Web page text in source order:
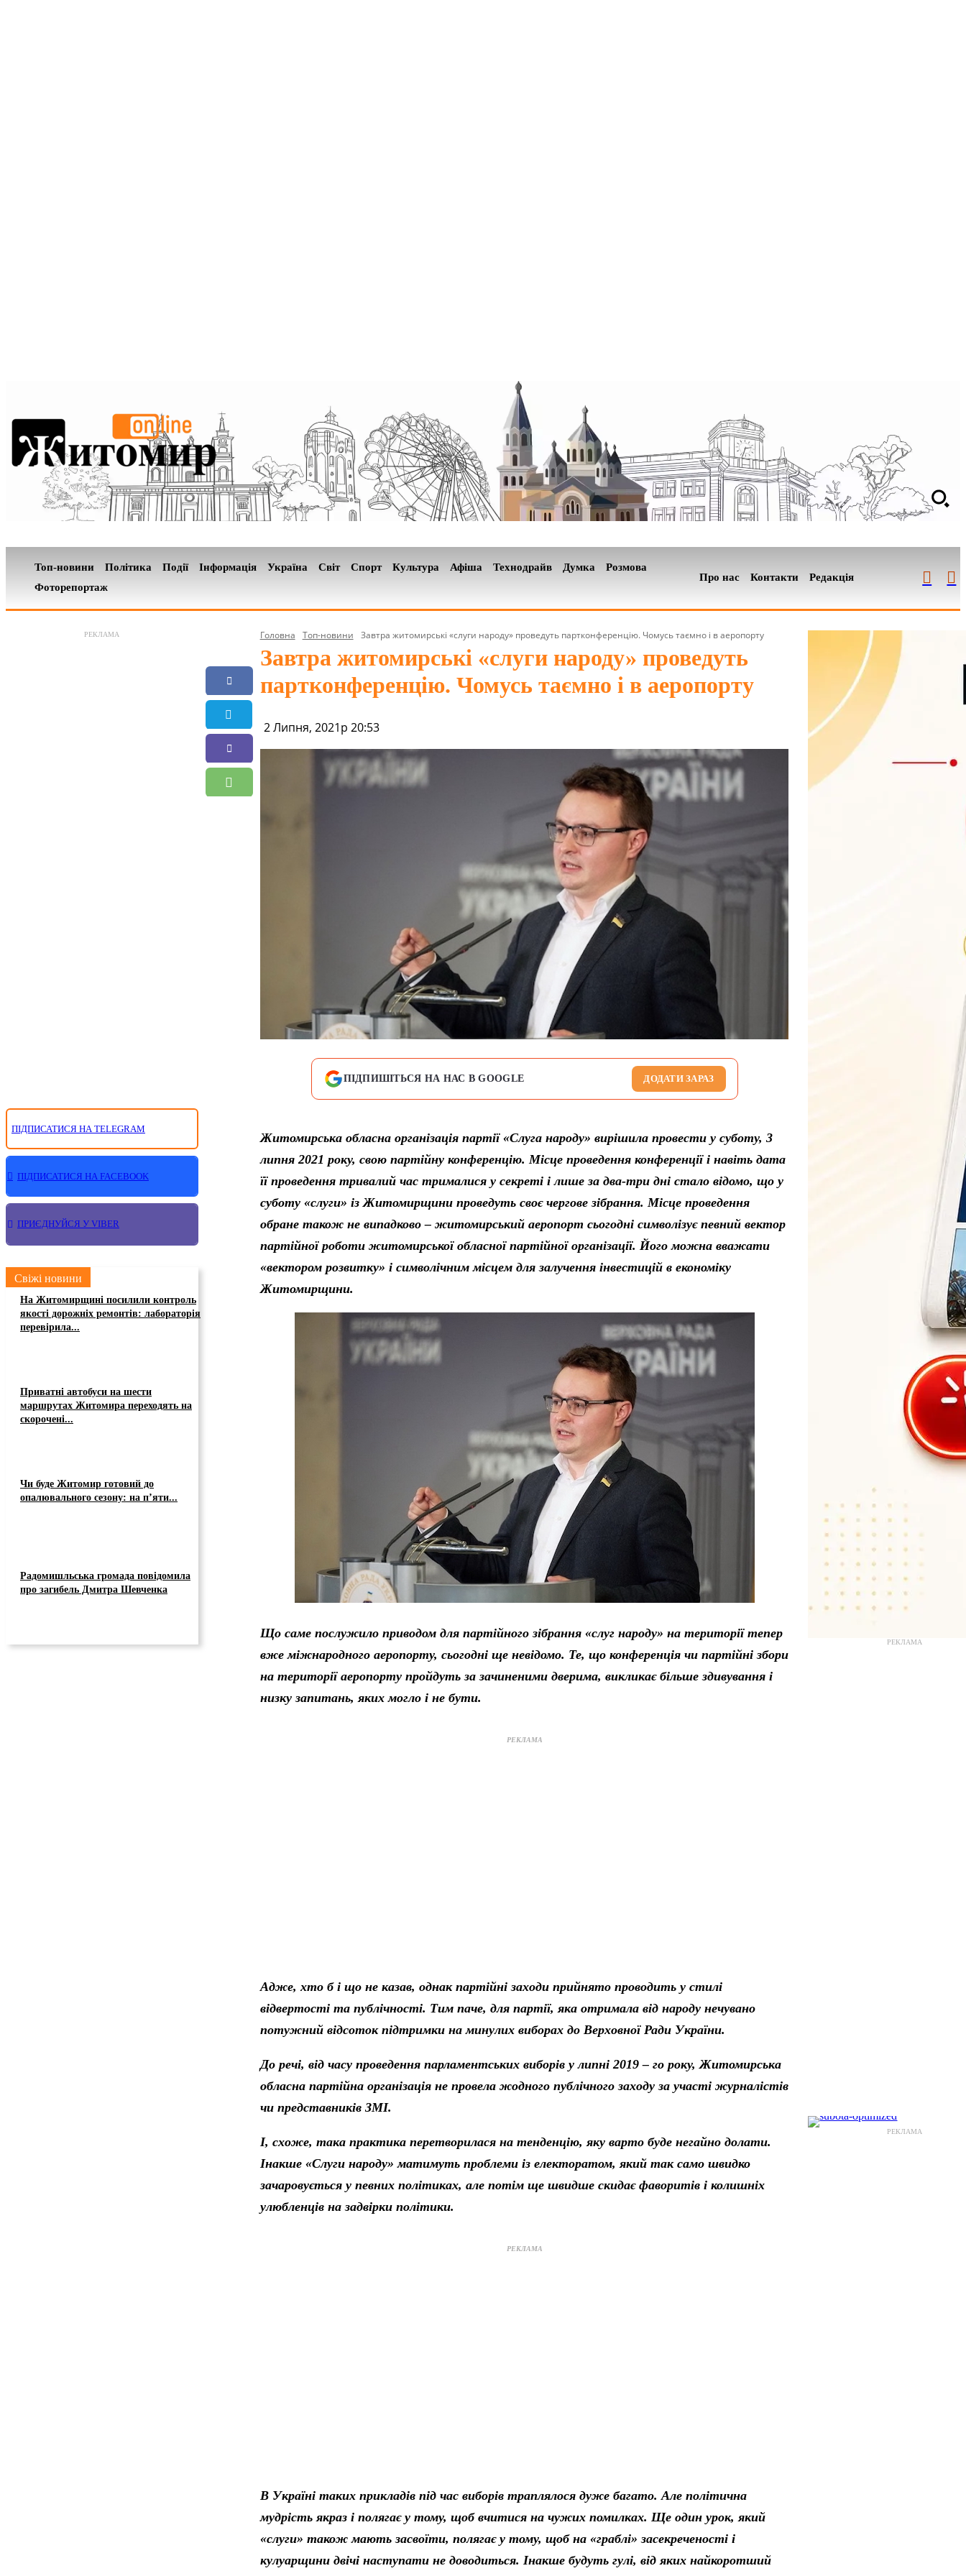
Топ-новини Політика Події Інформація Україна Світ Спорт Культура Афіша Технодрайв Думка
Розмова
Фоторепортаж
Про нас Контакти Редакція
РЕКЛАМА
ПІДПИСАТИСЯ НА TELEGRAM
ПІДПИСАТИСЯ НА FACEBOOK
ПРИЄДНУЙСЯ У VIBER
Свіжі новини
На Житомирщині посилили контроль
якості дорожніх ремонтів: лабораторія
перевірила...
Приватні автобуси на шести
маршрутах Житомира переходять на
скорочені...
Чи буде Житомир готовий до
опалювального сезону: на п’яти...
Радомишльська громада повідомила
про загибель Дмитра Шевченка
Головна Топ-новини Завтра житомирські «слуги народу» проведуть партконференцію. Чомусь таємно і в аеропорту
Завтра житомирські «слуги народу» проведуть
партконференцію. Чомусь таємно і в аеропорту
2 Липня, 2021р 20:53
ПІДПИШІТЬСЯ НА НАС В GOOGLE ДОДАТИ ЗАРАЗ
Житомирська обласна організація партії «Слуга народу» вирішила провести у суботу, 3
липня 2021 року, свою партійну конференцію. Місце проведення конференції і навіть дата
її проведення тривалий час трималися у секреті і лише за два-три дні стало відомо, що у
суботу «слуги» із Житомирщини проведуть своє чергове зібрання. Місце проведення
обране також не випадково – житомирський аеропорт сьогодні символізує певний вектор
партійної роботи житомирської обласної партійної організації. Його можна вважати
«вектором розвитку» і символічним місцем для залучення інвестицій в економіку
Житомирщини.
Що саме послужило приводом для партійного зібрання «слуг народу» на території тепер
вже міжнародного аеропорту, сьогодні ще невідомо. Те, що конференція чи партійні збори
на території аеропорту пройдуть за зачиненими дверима, викликає більше здивування і
низку запитань, яких могло і не бути.
РЕКЛАМА
Адже, хто б і що не казав, однак партійні заходи прийнято проводить у стилі
відвертості та публічності. Тим паче, для партії, яка отримала від народу нечувано
потужний відсоток підтримки на минулих виборах до Верховної Ради України.
До речі, від часу проведення парламентських виборів у липні 2019 – го року, Житомирська
обласна партійна організація не провела жодного публічного заходу за участі журналістів
чи представників ЗМІ.
І, схоже, така практика перетворилася на тенденцію, яку варто буде негайно долати.
Інакше «Слуги народу» матимуть проблеми із електоратом, який так само швидко
зачаровується у певних політиках, але потім ще швидше скидає фаворитів і колишніх
улюбленців на задвірки політики.
РЕКЛАМА
В Україні таких прикладів під час виборів траплялося дуже багато. Але політична
мудрість якраз і полягає у тому, щоб вчитися на чужих помилках. Ще один урок, який
«слуги» також мають засвоїти, полягає у тому, щоб на «граблі» засекреченості і
кулуарщини двічі наступати не доводиться. Інакше будуть гулі, від яких найкоротший
РЕКЛАМА
РЕКЛАМА